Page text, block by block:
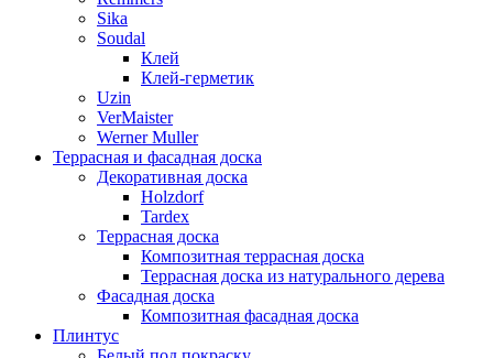
Sika
Soudal
Клей
Клей-герметик
Uzin
VerMaister
Werner Muller
Террасная и фасадная доска
Декоративная доска
Holzdorf
Tardex
Террасная доска
Композитная террасная доска
Террасная доска из натурального дерева
Фасадная доска
Композитная фасадная доска
Плинтус